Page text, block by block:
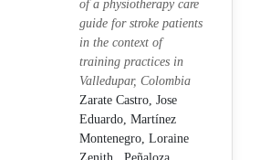
of a physiotherapy care
guide for stroke patients
in the context of
training practices in
Valledupar, Colombia
Zarate Castro, Jose
Eduardo, Martínez
Montenegro, Loraine
Zenith , Peñaloza